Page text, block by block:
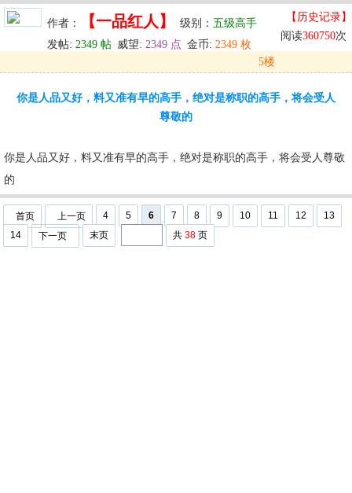
作者： 【一品红人】 级别： 五级高手
发帖: 2349 帖 威望: 2349 点 金币: 2349 枚
【历史记录】
阅读360750次
5楼
回复 u 编辑 u
你是人品又好，料又准有早的高手，绝对是称职的高手，将会受人
尊敬的
你是人品又好，料又准有早的高手，绝对是称职的高手，将会受人尊敬
的
首页 上一页 4 5 6 7 8 9 10 11 12
13
14
下一页 末页 共 38 页